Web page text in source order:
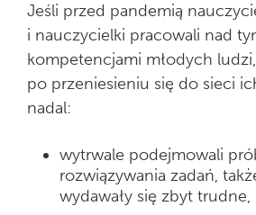
Jeśli przed pandemią
i nauczycielki pracowali nad
kompetencjami młodych ludzi,
po przeniesieniu się do sieci
nadal:
wytrwale podejmowali
rozwiązywania zadań,
wydawały się zbyt trudne,